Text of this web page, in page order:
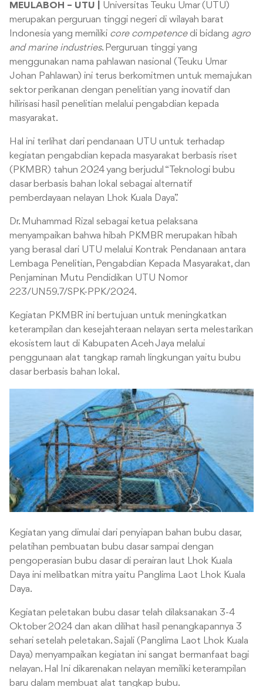
MEULABOH – UTU | Universitas Teuku Umar (UTU)
merupakan perguruan tinggi negeri di wilayah barat
Indonesia yang memiliki core competencedi bidang agro
and marine industries. Perguruan tinggi yang
menggunakan nama pahlawan nasional (Teuku Umar
Johan Pahlawan) ini terus berkomitmen untuk memajukan
sektor perikanan dengan penelitian yang inovatif dan
hilirisasi hasil penelitian melalui pengabdian kepada
masyarakat.
Hal ini terlihat dari pendanaan UTU untuk terhadap
kegiatan pengabdian kepada masyarakat berbasis riset
(PKMBR) tahun 2024 yang berjudul “Teknologi bubu
dasar berbasis bahan lokal sebagai alternatif
pemberdayaan nelayan Lhok Kuala Daya”.
Dr. Muhammad Rizal sebagai ketua pelaksana
menyampaikan bahwa hibah PKMBR merupakan hibah
yang berasal dari UTU melalui Kontrak Pendanaan antara
Lembaga Penelitian, Pengabdian Kepada Masyarakat, dan
Penjaminan Mutu Pendidikan UTU Nomor
223/UN59.7/SPK-PPK/2024.
Kegiatan PKMBR ini bertujuan untuk meningkatkan
keterampilan dan kesejahteraan nelayan serta melestarikan
ekosistem laut di Kabupaten Aceh Jaya melalui
penggunaan alat tangkap ramah lingkungan yaitu bubu
dasar berbasis bahan lokal.
Kegiatan yang dimulai dari penyiapan bahan bubu dasar,
pelatihan pembuatan bubu dasar sampai dengan
pengoperasian bubu dasar di perairan laut Lhok Kuala
Daya ini melibatkan mitra yaitu Panglima Laot Lhok Kuala
Daya.
Kegiatan peletakan bubu dasar telah dilaksanakan 3-4
Oktober 2024 dan akan dilihat hasil penangkapannya 3
sehari setelah peletakan. Sajali (Panglima Laot Lhok Kuala
Daya) menyampaikan kegiatan ini sangat bermanfaat bagi
nelayan. Hal Ini dikarenakan nelayan memiliki keterampilan
baru dalam membuat alat tangkap bubu.